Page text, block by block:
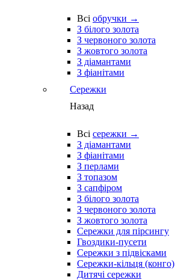
Всі обручки →
З білого золота
З червоного золота
З жовтого золота
З діамантами
З фіанітами
Сережки
Назад
Всі сережки →
З діамантами
З фіанітами
З перлами
З топазом
З сапфіром
З білого золота
З червоного золота
З жовтого золота
Сережки для пірсингу
Гвоздики-пусети
Сережки з підвісками
Сережки-кільця (конго)
Дитячі сережки